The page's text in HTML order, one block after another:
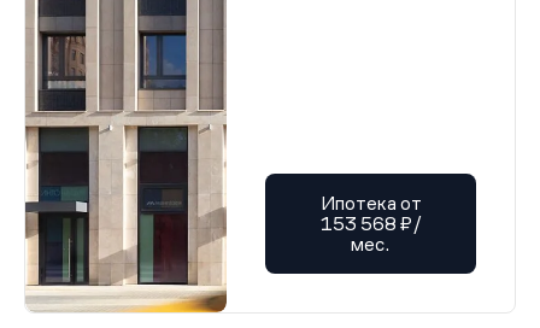
Ипотека от
153 568 ₽/
мес.